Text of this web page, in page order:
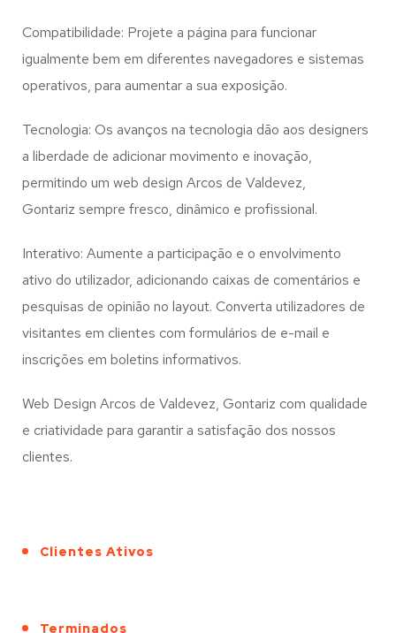
Compatibilidade: Projete a página para funcionar
igualmente bem em diferentes navegadores e sistemas
operativos, para aumentar a sua exposição.
Tecnologia: Os avanços na tecnologia dão aos designers
a liberdade de adicionar movimento e inovação,
permitindo um web design Arcos de Valdevez,
Gontariz sempre fresco, dinâmico e profissional.
Interativo: Aumente a participação e o envolvimento
ativo do utilizador, adicionando caixas de comentários e
pesquisas de opinião no layout. Converta utilizadores de
visitantes em clientes com formulários de e-mail e
inscrições em boletins informativos.
Web Design Arcos de Valdevez, Gontariz com qualidade
e criatividade para garantir a satisfação dos nossos
clientes.
Clientes Ativos
Terminados